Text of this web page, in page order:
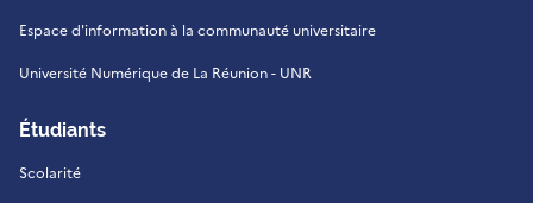
Espace d'information à la communauté universitaire
Université Numérique de La Réunion - UNR
Étudiants
Scolarité